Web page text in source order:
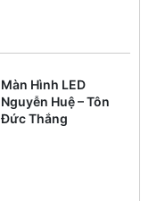
Màn Hình LED
Nguyễn Huệ – Tôn
Đức Thắng